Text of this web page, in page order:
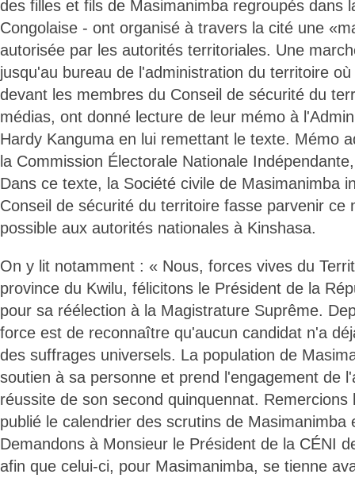
des filles et fils de Masimanimba regroupés dans
Congolaise - ont organisé à travers la cité une
autorisée par les autorités territoriales. Une
jusqu'au bureau de l'administration du territoire
devant les membres du Conseil de sécurité du
médias, ont donné lecture de leur mémo à
Hardy Kanguma en lui remettant le texte. Mémo
la Commission Électorale Nationale
Dans ce texte, la Société civile de Masimanimba
Conseil de sécurité du territoire fasse parvenir ce
possible aux autorités nationales à Kinshasa.
On y lit notamment : « Nous, forces vives du
province du Kwilu, félicitons le Président de la
pour sa réélection à la Magistrature Suprême.
force est de reconnaître qu'aucun candidat n'a
des suffrages universels. La population de
soutien à sa personne et prend l'engagement de
réussite de son second quinquennat. Remercions
publié le calendrier des scrutins de Masimanimba
Demandons à Monsieur le Président de la CÉNI
afin que celui-ci, pour Masimanimba, se tienne